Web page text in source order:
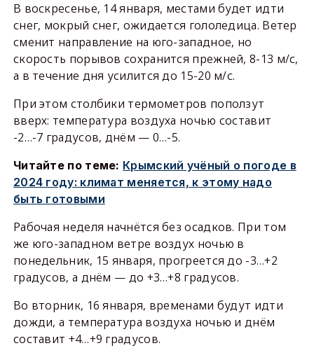
В воскресенье, 14 января, местами будет идти
снег, мокрый снег, ожидается гололедица. Ветер
сменит направление на юго-западное, но
скорость порывов сохранится прежней, 8-13 м/с,
а в течение дня усилится до 15-20 м/с.
При этом столбики термометров поползут
вверх: температура воздуха ночью составит
-2…-7 градусов, днём — 0…-5.
Читайте по теме: Крымский учёный о погоде в
2024 году: климат меняется, к этому надо
быть готовыми
Рабочая неделя начнётся без осадков. При том
же юго-западном ветре воздух ночью в
понедельник, 15 января, прогреется до -3…+2
градусов, а днём — до +3…+8 градусов.
Во вторник, 16 января, временами будут идти
дожди, а температура воздуха ночью и днём
составит +4…+9 градусов.